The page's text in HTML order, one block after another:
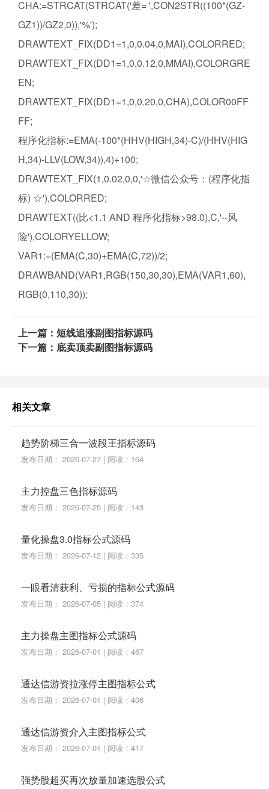
CHA:=STRCAT(STRCAT('差= ',CON2STR((100*(GZ-
GZ1))/GZ2,0)),'%');
DRAWTEXT_FIX(DD1=1,0,0.04,0,MAI),COLORRED;
DRAWTEXT_FIX(DD1=1,0,0.12,0,MMAI),COLORGRE
EN;
DRAWTEXT_FIX(DD1=1,0,0.20,0,CHA),COLOR00FF
FF;
程序化指标:=EMA(-100*(HHV(HIGH,34)-C)/(HHV(HIG
H,34)-LLV(LOW,34)),4)+100;
DRAWTEXT_FIX(1,0.02,0,0,'☆微信公众号：(程序化指
标) ☆'),COLORRED;
DRAWTEXT((比<1.1 AND 程序化指标>98.0),C,'--风
险'),COLORYELLOW;
VAR1:=(EMA(C,30)+EMA(C,72))/2;
DRAWBAND(VAR1,RGB(150,30,30),EMA(VAR1,60),
RGB(0,110,30));
上一篇：短线追涨副图指标源码
下一篇：底卖顶卖副图指标源码
相关文章
趋势阶梯三合一波段王指标源码
发布日期： 2026-07-27 | 阅读：164
主力控盘三色指标源码
发布日期： 2026-07-25 | 阅读：143
量化操盘3.0指标公式源码
发布日期： 2026-07-12 | 阅读：335
一眼看清获利、亏损的指标公式源码
发布日期： 2026-07-05 | 阅读：374
主力操盘主图指标公式源码
发布日期： 2026-07-01 | 阅读：467
通达信游资拉涨停主图指标公式
发布日期： 2026-07-01 | 阅读：406
通达信游资介入主图指标公式
发布日期： 2026-07-01 | 阅读：417
强势股超买再次放量加速选股公式